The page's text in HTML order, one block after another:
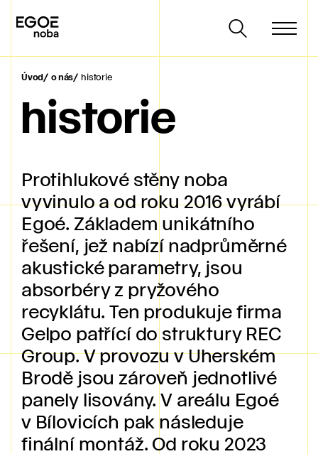
Úvod o nás historie
historie
Protihlukové stěny noba
vyvinulo a od roku 2016 vyrábí
Egoé. Základem unikátního
řešení, jež nabízí nadprůměrné
akustické parametry, jsou
absorbéry z pryžového
recyklátu. Ten produkuje firma
Gelpo patřící do struktury REC
Group. V provozu v Uherském
Brodě jsou zároveň jednotlivé
panely lisovány. V areálu Egoé
v Bílovicích pak následuje
finální montáž. Od roku 2023